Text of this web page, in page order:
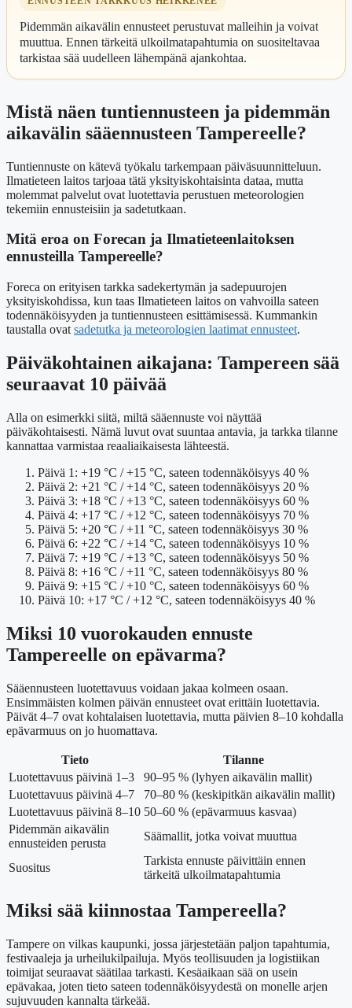
Pidemmän aikavälin ennusteet perustuvat malleihin ja voivat
muuttua. Ennen tärkeitä ulkoilmatapahtumia on suositeltavaa
tarkistaa sää uudelleen lähempänä ajankohtaa.
Mistä näen tuntiennusteen ja pidemmän
aikavälin sääennusteen Tampereelle?
Tuntiennuste on kätevä työkalu tarkempaan päiväsuunnitteluun.
Ilmatieteen laitos tarjoaa tätä yksityiskohtaisinta dataa, mutta
molemmat palvelut ovat luotettavia perustuen meteorologien
tekemiin ennusteisiin ja sadetutkaan.
Mitä eroa on Forecan ja Ilmatieteenlaitoksen
ennusteilla Tampereelle?
Foreca on erityisen tarkka sadekertymän ja sadepuurojen
yksityiskohdissa, kun taas Ilmatieteen laitos on vahvoilla sateen
todennäköisyyden ja tuntiennusteen esittämisessä. Kummankin
taustalla ovat sadetutka ja meteorologien laatimat ennusteet.
Päiväkohtainen aikajana: Tampereen sää
seuraavat 10 päivää
Alla on esimerkki siitä, miltä sääennuste voi näyttää
päiväkohtaisesti. Nämä luvut ovat suuntaa antavia, ja tarkka tilanne
kannattaa varmistaa reaaliaikaisesta lähteestä.
Päivä 1: +19 °C / +15 °C, sateen todennäköisyys 40 %
Päivä 2: +21 °C / +14 °C, sateen todennäköisyys 20 %
Päivä 3: +18 °C / +13 °C, sateen todennäköisyys 60 %
Päivä 4: +17 °C / +12 °C, sateen todennäköisyys 70 %
Päivä 5: +20 °C / +11 °C, sateen todennäköisyys 30 %
Päivä 6: +22 °C / +14 °C, sateen todennäköisyys 10 %
Päivä 7: +19 °C / +13 °C, sateen todennäköisyys 50 %
Päivä 8: +16 °C / +11 °C, sateen todennäköisyys 80 %
Päivä 9: +15 °C / +10 °C, sateen todennäköisyys 60 %
Päivä 10: +17 °C / +12 °C, sateen todennäköisyys 40 %
Miksi 10 vuorokauden ennuste
Tampereelle on epävarma?
Sääennusteen luotettavuus voidaan jakaa kolmeen osaan.
Ensimmäisten kolmen päivän ennusteet ovat erittäin luotettavia.
Päivät 4–7 ovat kohtalaisen luotettavia, mutta päivien 8–10 kohdalla
epävarmuus on jo huomattava.
Tieto
Tilanne
Luotettavuus päivinä 1–3
90–95 % (lyhyen aikavälin mallit)
Luotettavuus päivinä 4–7
70–80 % (keskipitkän aikavälin mallit)
Luotettavuus päivinä 8–10 50–60 % (epävarmuus kasvaa)
Pidemmän aikavälin
ennusteiden perusta
Säämallit, jotka voivat muuttua
Suositus
Tarkista ennuste päivittäin ennen
tärkeitä ulkoilmatapahtumia
Miksi sää kiinnostaa Tampereella?
Tampere on vilkas kaupunki, jossa järjestetään paljon tapahtumia,
festivaaleja ja urheilukilpailuja. Myös teollisuuden ja logistiikan
toimijat seuraavat säätilaa tarkasti. Kesäaikaan sää on usein
epävakaa, joten tieto sateen todennäköisyydestä on monelle arjen
sujuvuuden kannalta tärkeää.